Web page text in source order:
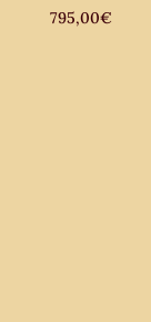
795,00€